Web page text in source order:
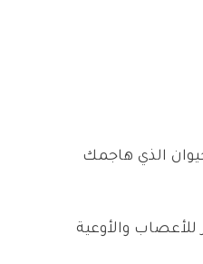
الذي هاجمك
والأوعية